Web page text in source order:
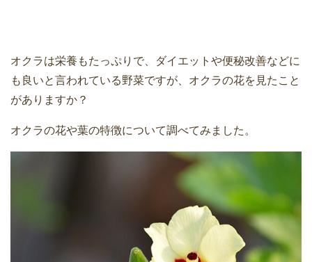
オクラは栄養もたっぷりで、ダイエットや便秘改善などに
も良いと言われている野菜ですが、オクラの花を見たこと
がありますか？
オクラの花や葉の特徴について調べてみました。